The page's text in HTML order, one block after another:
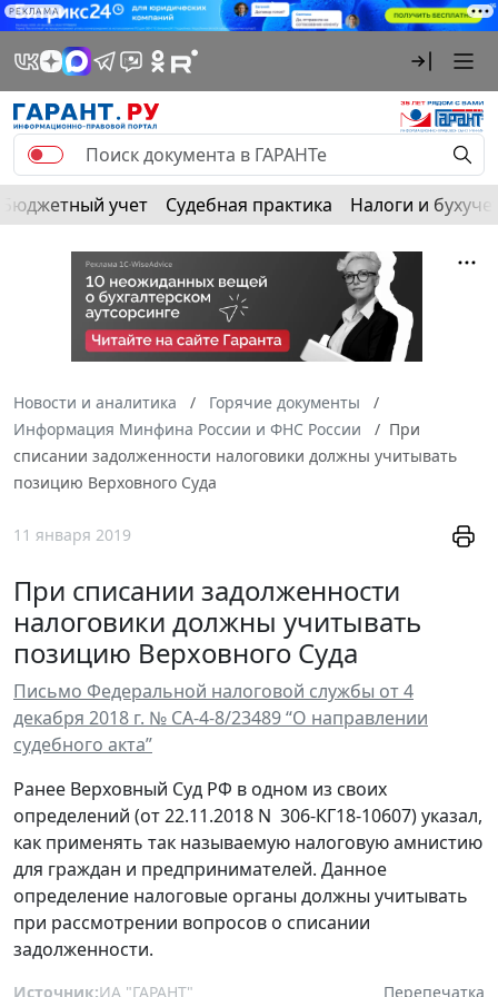
РЕКЛАМА
Бюджетный учет Судебная практика Налоги и
Новости и аналитика
Горячие документы
Информация Минфина России и ФНС России
При
списании задолженности налоговики должны учитывать
позицию Верховного Суда
11 января 2019
При списании задолженности
налоговики должны учитывать
позицию Верховного Суда
Письмо Федеральной налоговой службы от 4
декабря 2018 г. № СА-4-8/23489 “О направлении
судебного акта”
Ранее Верховный Суд РФ в одном из своих
определений (от 22.11.2018 N 306-КГ18-10607) указал,
как применять так называемую налоговую амнистию
для граждан и предпринимателей. Данное
определение налоговые органы должны учитывать
при рассмотрении вопросов о списании
задолженности.
Источник:ИА "ГАРАНТ" Перепечатка